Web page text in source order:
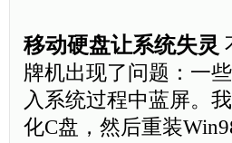
移动硬盘让系统失灵
牌机出现了问题：一
入系统过程中蓝屏。
化C盘，然后重装